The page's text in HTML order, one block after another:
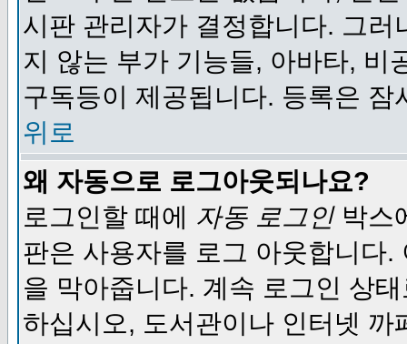
시판 관리자가 결정합니다. 그
지 않는 부가 기능들, 아바타, 비
구독등이 제공됩니다. 등록은
위로
왜 자동으로 로그아웃되나요?
로그인할 때에 자동 로그인박스
판은 사용자를 로그 아웃합니다
을 막아줍니다. 계속 로그인 상
하십시오, 도서관이나 인터넷